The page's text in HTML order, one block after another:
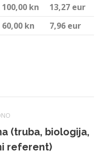
100,00 kn
13,27 eur
60,00 kn 7,96 eur
(truba, biologija,
referent)